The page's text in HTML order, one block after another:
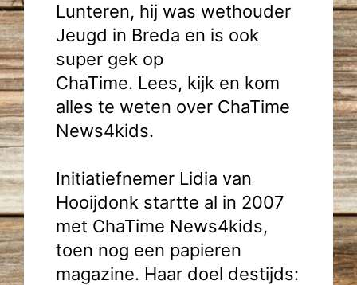
Lunteren, hij was wethouder
Jeugd in Breda en is ook
super gek op
ChaTime. Lees, kijk en kom
alles te weten over ChaTime
News4kids.
Initiatiefnemer Lidia van
Hooijdonk startte al in 2007
met ChaTime News4kids,
toen nog een papieren
magazine. Haar doel destijds: